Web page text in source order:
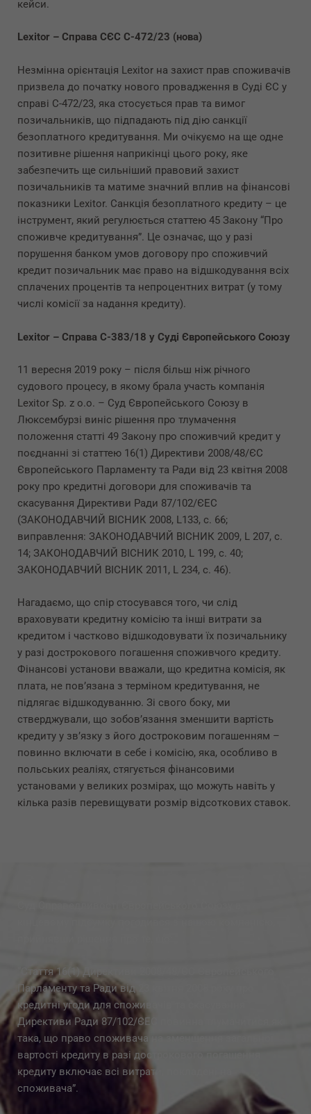
кейси.
Lexitor – Справа СЄС C-472/23 (нова)
Незмінна орієнтація Lexitor на захист прав споживачів
призвела до початку нового провадження в Суді ЄС у
справі C-472/23, яка стосується прав та вимог
позичальників, що підпадають під дію санкції
безоплатного кредитування. Ми очікуємо на ще одне
позитивне рішення наприкінці цього року, яке
забезпечить ще сильніший правовий захист
позичальників та матиме значний вплив на фінансові
показники Lexitor. Санкція безоплатного кредиту – це
інструмент, який регулюється статтею 45 Закону “Про
споживче кредитування”. Це означає, що у разі
порушення банком умов договору про споживчий
кредит позичальник має право на відшкодування всіх
сплачених процентів та непроцентних витрат (у тому
числі комісії за надання кредиту).
Lexitor – Справа C-383/18 у Суді Європейського Союзу
11 вересня 2019 року – після більш ніж річного
судового процесу, в якому брала участь компанія
Lexitor Sp. z o.o. – Суд Європейського Союзу в
Люксембурзі виніс рішення про тлумачення
положення статті 49 Закону про споживчий кредит у
поєднанні зі статтею 16(1) Директиви 2008/48/ЄС
Європейського Парламенту та Ради від 23 квітня 2008
року про кредитні договори для споживачів та
скасування Директиви Ради 87/102/ЄЕС
(ЗАКОНОДАВЧИЙ ВІСНИК 2008, L133, с. 66;
виправлення: ЗАКОНОДАВЧИЙ ВІСНИК 2009, L 207, с.
14; ЗАКОНОДАВЧИЙ ВІСНИК 2010, L 199, с. 40;
ЗАКОНОДАВЧИЙ ВІСНИК 2011, L 234, с. 46).
Нагадаємо, що спір стосувався того, чи слід
враховувати кредитну комісію та інші витрати за
кредитом і частково відшкодовувати їх позичальнику
у разі дострокового погашення споживчого кредиту.
Фінансові установи вважали, що кредитна комісія, як
плата, не пов’язана з терміном кредитування, не
підлягає відшкодуванню. Зі свого боку, ми
стверджували, що зобов’язання зменшити вартість
кредиту у зв’язку з його достроковим погашенням –
повинно включати в себе і комісію, яка, особливо в
польських реаліях, стягується фінансовими
установами у великих розмірах, що можуть навіть у
кілька разів перевищувати розмір відсоткових ставок.
“Стаття 16(1) Директиви 2008/48/ЄС Європейського
Парламенту та Ради від 23 квітня 2008 року про
кредитні угоди для споживачів та скасування
Директиви Ради 87/102/ЄЕС повинна тлумачитися як
така, що право споживача на зменшення загальної
вартості кредиту в разі дострокового погашення
кредиту включає всі витрати, покладені на
споживача”.